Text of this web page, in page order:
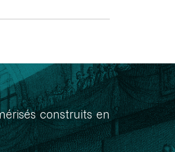
construits en